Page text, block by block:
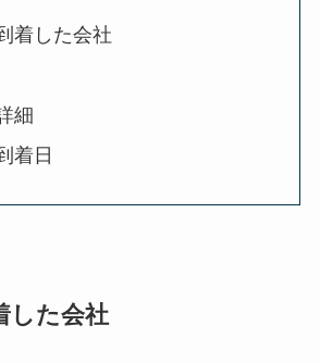
着した会社
細
着日
した会社